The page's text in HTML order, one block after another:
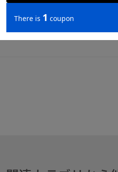
色味は商品画像をご確認ください
おりますが、パソコン環境によ
さいませ。